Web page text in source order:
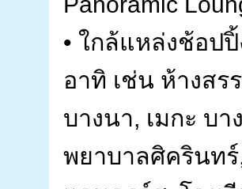
• ใกล้แหล่งช้อป
อาทิ เช่น ห้างส
บางนา, เมกะ บ
พยาบาลศิครินทร์